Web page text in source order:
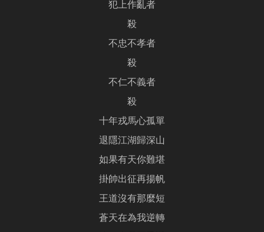
犯上作亂者
殺
不忠不孝者
殺
不仁不義者
殺
十年戎馬心孤單
退隱江湖歸深山
如果有天你難堪
掛帥出征再揚帆
王道沒有那麼短
蒼天在為我逆轉